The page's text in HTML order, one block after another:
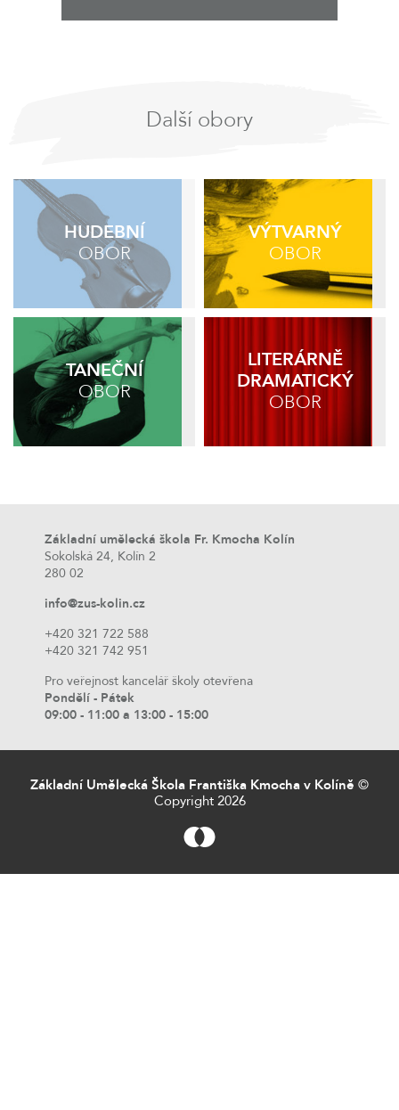
Další obory
HUDEBNÍ
OBOR
VÝTVARNÝ
OBOR
TANEČNÍ
OBOR
LITERÁRNĚ
DRAMATICKÝ
OBOR
Základní umělecká škola Fr. Kmocha Kolín
Sokolská 24, Kolín 2
280 02
info@zus-kolin.cz
+420 321 722 588
+420 321 742 951
Pro veřejnost kancelář školy otevřena
Pondělí - Pátek
09:00 - 11:00 a 13:00 - 15:00
Základní Umělecká Škola Františka Kmocha v Kolíně ©
Copyright 2026